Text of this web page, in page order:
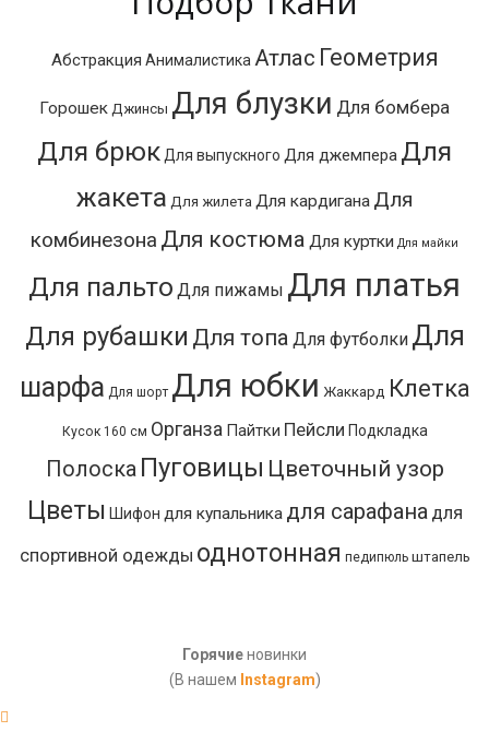
Абстракция Анималистика Атлас Геометрия
Горошек Джинсы Для блузки Для бомбера
Для брюкДля выпускного Для джемпера Для
жакета Для жилета Для кардигана Для
комбинезона Для костюма Для куртки Для майки
Для пальто Для пижамы Для платья
Для рубашки Для топа Для футболки Для
шарфа Для шорт Для юбки Жаккард Клетка
Кусок 160 см Органза Пайтки Пейсли Подкладка
Полоска Пуговицы Цветочный узор
Цветы Шифон для купальника для сарафана для
спортивной одежды однотонная педипюль штапель
Горячиеновинки
(В нашем Instagram)